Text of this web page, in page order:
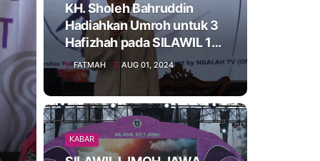
KH. Sholeh Bahruddin
Hadiahkan Umroh untuk 3
Hafizhah pada SILAWIL 1
JMQH Jawa Timur
FATMAH AUG 01, 2024
KABAR